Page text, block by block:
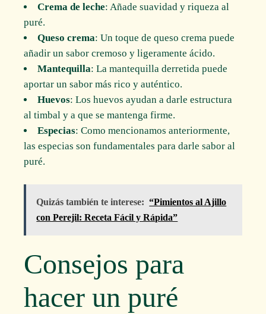
Crema de leche: Añade suavidad y riqueza al
puré.
Queso crema: Un toque de queso crema puede
añadir un sabor cremoso y ligeramente ácido.
Mantequilla: La mantequilla derretida puede
aportar un sabor más rico y auténtico.
Huevos: Los huevos ayudan a darle estructura
al timbal y a que se mantenga firme.
Especias: Como mencionamos anteriormente,
las especias son fundamentales para darle sabor al
puré.
Quizás también te interese: “Pimientos al Ajillo
con Perejil: Receta Fácil y Rápida”
Consejos para
hacer un puré